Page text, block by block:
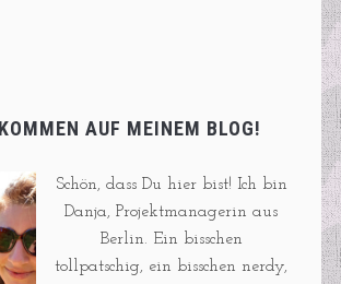
AUF MEINEM BLOG!
Schön, dass Du hier bist! Ich bin
Danja, Projektmanagerin aus
Berlin. Ein bisschen
tollpatschig, ein bisschen nerdy,